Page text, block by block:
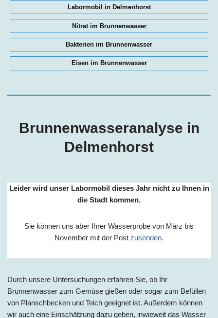
Labormobil in Delmenhorst
Nitrat im Brunnenwasser
Bakterien im Brunnenwasser
Eisen im Brunnenwasser
Brunnenwasseranalyse in
Delmenhorst
Leider wird unser Labormobil dieses Jahr nicht zu Ihnen in
die Stadt kommen.
Sie können uns aber Ihrer Wasserprobe von März bis
November mit der Post zusenden.
Durch unsere Untersuchungen erfahren Sie, ob Ihr
Brunnenwasser zum Gemüse gießen oder sogar zum Befüllen
von Planschbecken und Teich geeignet ist. Außerdem können
wir auch eine Einschätzung dazu geben, inwieweit das Wasser